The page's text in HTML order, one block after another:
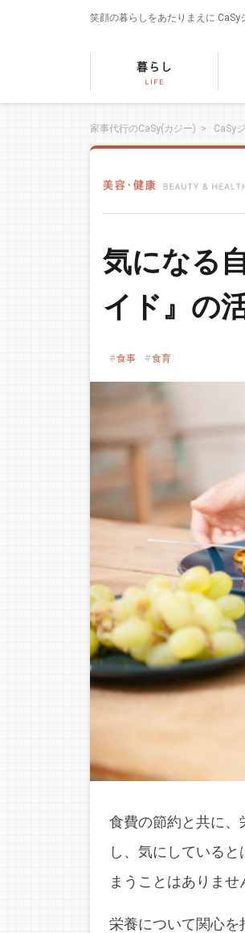
笑顔の暮らしをあたりまえに CaSy
家事代行のCaSy(カジー) > CaSy
気になる
イド』の
食事 食育
食費の節約と共に
し、気にしている
まうことはありませ
栄養について関心